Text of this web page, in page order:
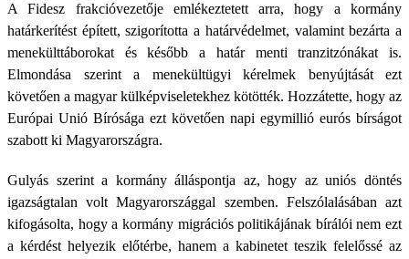
A Fidesz frakcióvezetője emlékeztetett arra, hogy a kormány
határkerítést épített, szigorította a határvédelmet, valamint bezárta a
menekülttáborokat és később a határ menti tranzitzónákat is.
Elmondása szerint a menekültügyi kérelmek benyújtását ezt
követően a magyar külképviseletekhez kötötték. Hozzátette, hogy az
Európai Unió Bírósága ezt követően napi egymillió eurós bírságot
szabott ki Magyarországra.
Gulyás szerint a kormány álláspontja az, hogy az uniós döntés
igazságtalan volt Magyarországgal szemben. Felszólalásában azt
kifogásolta, hogy a kormány migrációs politikájának bírálói nem ezt
a kérdést helyezik előtérbe, hanem a kabinetet teszik felelőssé az